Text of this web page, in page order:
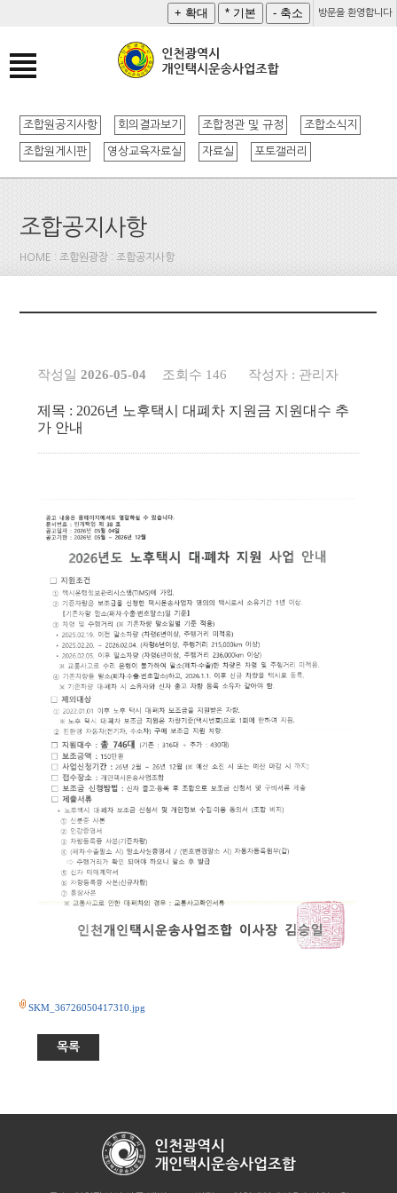
방문을 환영합니다
조합원공지사항 회의결과보기 조합정관 및 규정 조합소식지
조합원게시판 영상교육자료실 자료실 포토갤러리
조합공지사항
HOME : 조합원광장 : 조합공지사항
작성일 2026-05-04 조회수 146 작성자 : 관리자
제목 : 2026년 노후택시 대폐차 지원금 지원대수 추
가 안내
SKM_36726050417310.jpg
목록